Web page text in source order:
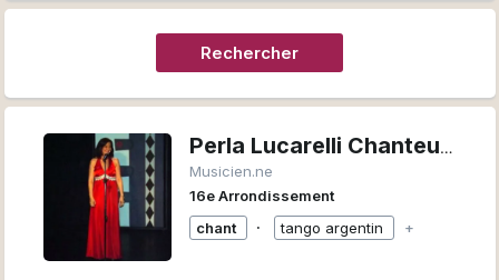
Rechercher
Perla Lucarelli Chanteuse
Musicien.ne
16e Arrondissement
chant
∙ tango argentin +